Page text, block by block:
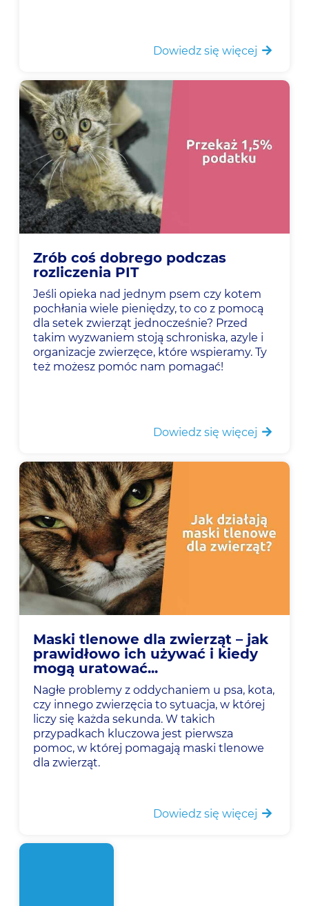
Dowiedz się więcej
Zrób coś dobrego podczas
rozliczenia PIT
Jeśli opieka nad jednym psem czy kotem
pochłania wiele pieniędzy, to co z pomocą
dla setek zwierząt jednocześnie? Przed
takim wyzwaniem stoją schroniska, azyle i
organizacje zwierzęce, które wspieramy. Ty
też możesz pomóc nam pomagać!
Dowiedz się więcej
Maski tlenowe dla zwierząt – jak
prawidłowo ich używać i kiedy
mogą uratować...
Nagłe problemy z oddychaniem u psa, kota,
czy innego zwierzęcia to sytuacja, w której
liczy się każda sekunda. W takich
przypadkach kluczowa jest pierwsza
pomoc, w której pomagają maski tlenowe
dla zwierząt.
Dowiedz się więcej